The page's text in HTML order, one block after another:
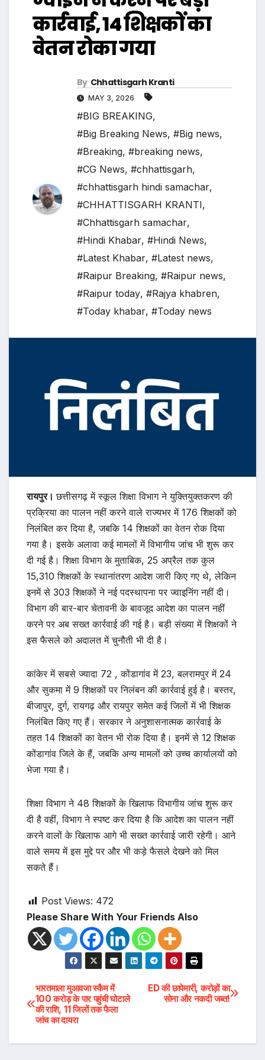
कार्रवाई, 14 शिक्षकों का
वेतन रोका गया
By Chhattisgarh Kranti
MAY 3, 2026
#BIG BREAKING,
#Big Breaking News, #Big news,
#Breaking, #breaking news,
#CG News, #chhattisgarh,
#chhattisgarh hindi samachar,
#CHHATTISGARH KRANTI,
#Chhattisgarh samachar,
#Hindi Khabar, #Hindi News,
#Latest Khabar, #Latest news,
#Raipur Breaking, #Raipur news,
#Raipur today, #Rajya khabren,
#Today khabar, #Today news
रायपुर।छत्तीसगढ़ में स्कूल शिक्षा विभाग ने युक्तियुक्तकरण की
प्रक्रिया का पालन नहीं करने वाले राज्यभर में 176 शिक्षकों को
निलंबित कर दिया है, जबकि 14 शिक्षकों का वेतन रोक दिया
गया है। इसके अलावा कई मामलों में विभागीय जांच भी शुरू कर
दी गई है। शिक्षा विभाग के मुताबिक, 25 अप्रैल तक कुल
15,310 शिक्षकों के स्थानांतरण आदेश जारी किए गए थे, लेकिन
इनमें से 303 शिक्षकों ने नई पदस्थापना पर ज्वाइनिंग नहीं दी।
विभाग की बार-बार चेतावनी के बावजूद आदेश का पालन नहीं
करने पर अब सख्त कार्रवाई की गई है। बड़ी संख्या में शिक्षकों ने
इस फैसले को अदालत में चुनौती भी दी है।
कांकेर में सबसे ज्यादा 72 , कोंडागांव में 23, बलरामपुर में 24
और सुकमा में 9 शिक्षकों पर निलंबन की कार्रवाई हुई है। बस्तर,
बीजापुर, दुर्ग, रायगढ़ और रायपुर समेत कई जिलों में भी शिक्षक
निलंबित किए गए हैं। सरकार ने अनुशासनात्मक कार्रवाई के
तहत 14 शिक्षकों का वेतन भी रोक दिया है। इनमें से 12 शिक्षक
कोंडागांव जिले के हैं, जबकि अन्य मामलों को उच्च कार्यालयों को
भेजा गया है।
शिक्षा विभाग ने 48 शिक्षकों के खिलाफ विभागीय जांच शुरू कर
दी है वहीं, विभाग ने स्पष्ट कर दिया है कि आदेश का पालन नहीं
करने वालों के खिलाफ आगे भी सख्त कार्रवाई जारी रहेगी। आने
वाले समय में इस मुद्दे पर और भी कड़े फैसले देखने को मिल
सकते हैं।
Post Views: 472
Please Share With Your Friends Also
Post
navigation
ED की छापेमारी, करोड़ों का
सोना और नकदी जब्त!
भारतमाला मुआवजा स्कैम में
100 करोड़ के पार पहुंची घोटाले
की राशि, 11 जिलों तक फैला
जांच का दायरा